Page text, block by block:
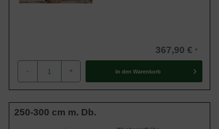
367,90 €
- + In den Warenkorb
250-300 cm m. Db.